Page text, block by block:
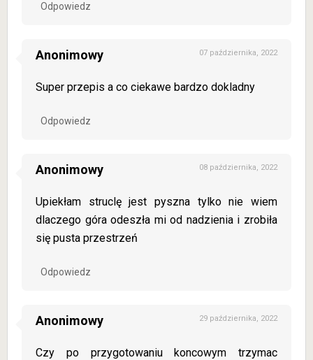
Odpowiedz
Anonimowy 07 października, 2022
Super przepis a co ciekawe bardzo dokladny
Odpowiedz
Anonimowy 08 października, 2022
Upiekłam struclę jest pyszna tylko nie wiem
dlaczego góra odeszła mi od nadzienia i zrobiła
się pusta przestrzeń
Odpowiedz
Anonimowy 29 października, 2022
Czy po przygotowaniu koncowym trzymac